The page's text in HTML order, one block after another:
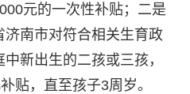
元的一次性补贴；二是
南市对符合相关生育政
新出生的二孩或三孩，
贴，直至孩子3周岁。